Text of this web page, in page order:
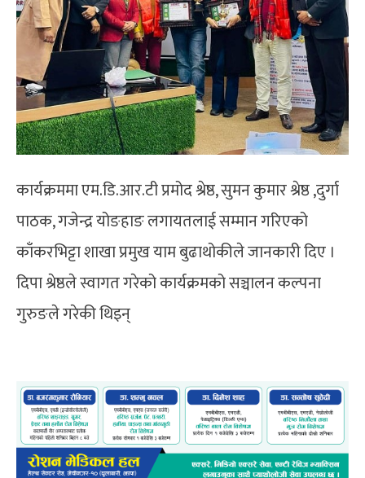
कार्यक्रममा एम.डि.आर.टी प्रमोद श्रेष्ठ, सुमन कुमार श्रेष्ठ ,दुर्गा
पाठक, गजेन्द्र योङहाङ लगायतलाई सम्मान गरिएको
काँकरभिट्टा शाखा प्रमुख याम बुढाथोकीले जानकारी दिए ।
दिपा श्रेष्ठले स्वागत गरेको कार्यक्रमको सञ्चालन कल्पना
गुरुङले गरेकी थिइन्